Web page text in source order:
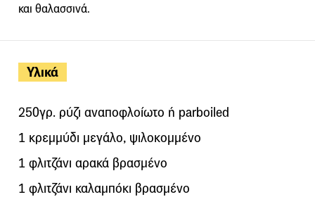
Υλικά
250γρ. ρύζι αναποφλοίωτο ή parboiled
1 κρεμμύδι μεγάλο, ψιλοκομμένο
1 φλιτζάνι αρακά βρασμένο
1 φλιτζάνι καλαμπόκι βρασμένο
και θαλασσινά.